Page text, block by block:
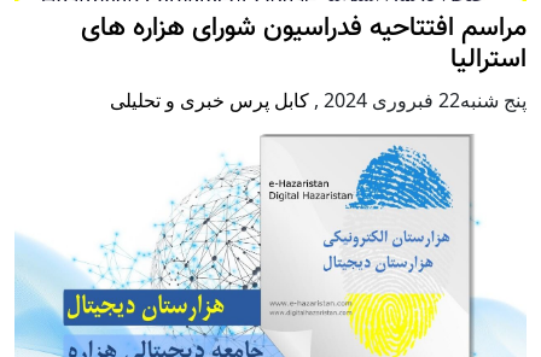
مراسم افتتاحیه فدراسیون شورای هزاره های
استرالیا
پنج شنبه22 فبروری 2024 , کابل پرس خبری و تحلیلی